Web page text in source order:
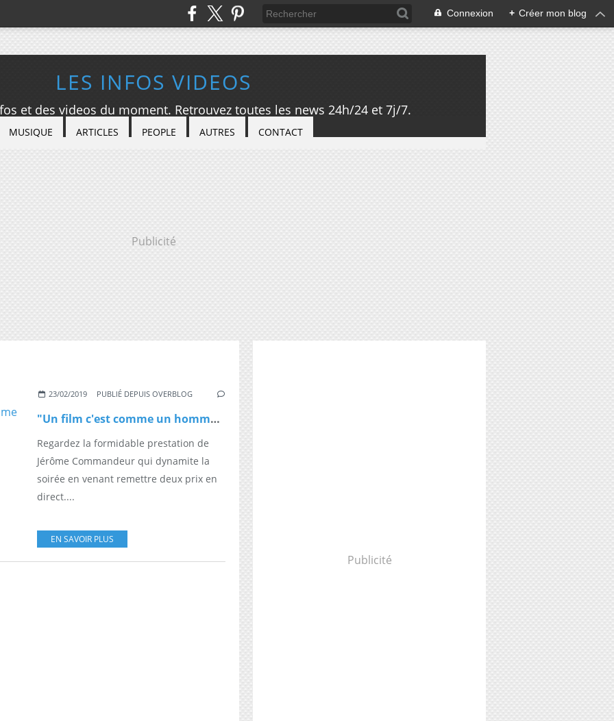
Connexion + Créer mon blog
LES INFOS VIDEOS
et des videos du moment. Retrouvez toutes les news 24h/24 et 7j/7.
MUSIQUE ARTICLES PEOPLE AUTRES CONTACT
Publicité
23/02/2019 PUBLIÉ DEPUIS OVERBLOG
"Un film c'est comme un homme..." Bel hommage de Jérôme Commandeur à Betty Marmont
Regardez la formidable prestation de
Jérôme Commandeur qui dynamite la
soirée en venant remettre deux prix en
direct....
EN SAVOIR PLUS
Publicité